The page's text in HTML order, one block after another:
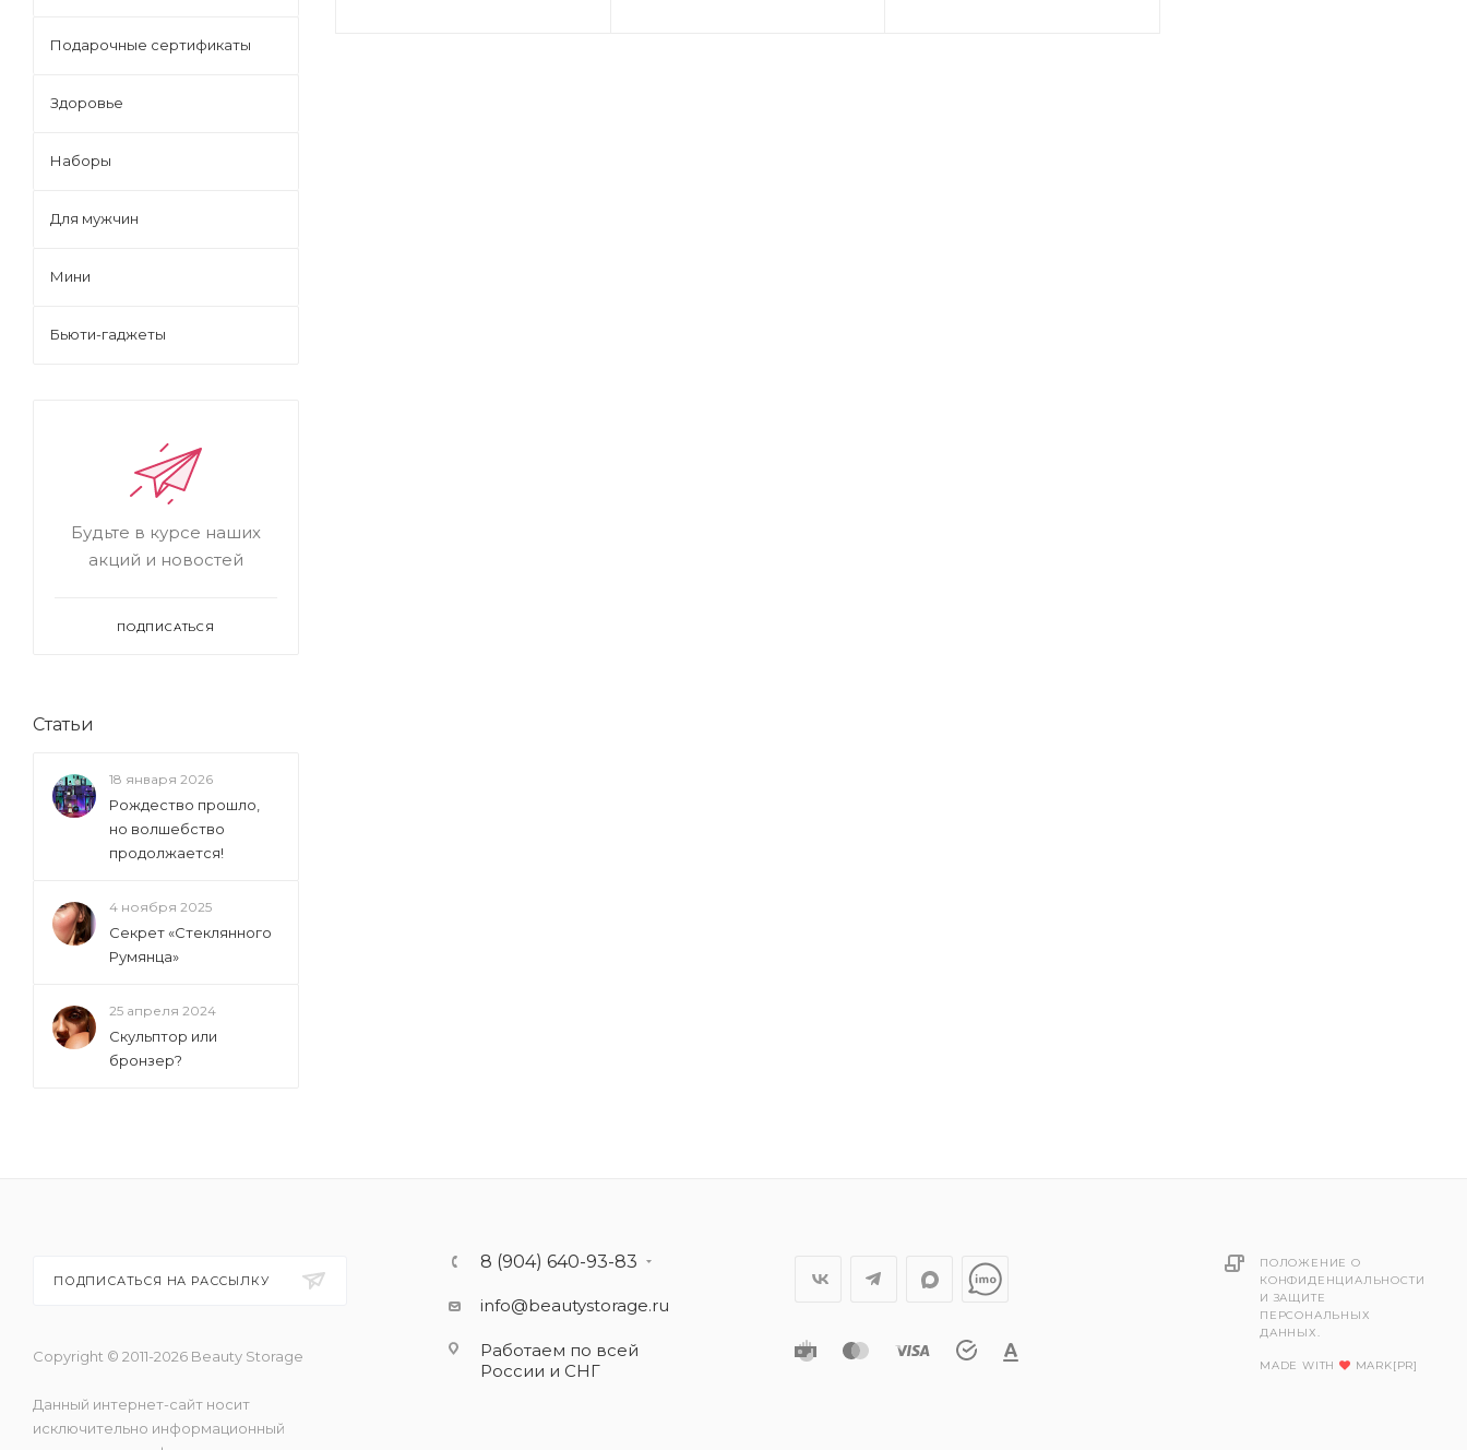
Подарочные сертификаты
Здоровье
Наборы
Для мужчин
Мини
Бьюти-гаджеты
Будьте в курсе наших
акций и новостей
ПОДПИСАТЬСЯ
Статьи
18 января 2026
Рождество прошло,
но волшебство
продолжается!
4 ноября 2025
Секрет «Стеклянного
Румянца»
25 апреля 2024
Скульптор или
бронзер?
ПОДПИСАТЬСЯ НА РАССЫЛКУ
Copyright © 2011-2026 Beauty Storage
Данный интернет-сайт носит
исключительно информационный
8 (904) 640-93-83
info@beautystorage.ru
Работаем по всей
России и СНГ
ПОЛОЖЕНИЕ О
КОНФИДЕНЦИАЛЬНОСТИ
И ЗАЩИТЕ
ПЕРСОНАЛЬНЫХ
ДАННЫХ.
MADE WITH MARK[PR]